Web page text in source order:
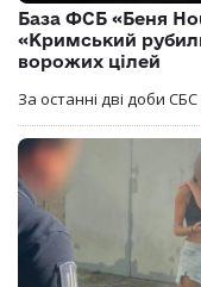
База ФСБ «Беня
«Кримський
ворожих цілей
За останні дві доби СБС